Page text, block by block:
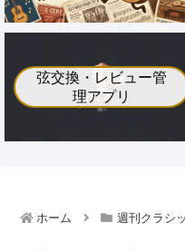
弦交換・レビュー管
理アプリ
ホーム 週刊クラシ